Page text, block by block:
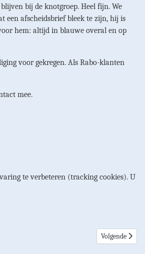
bij de knotgroep. Heel fijn. We
een afscheidsbrief bleek te zijn, hij is
hem: altijd in blauwe overal en op
voor gekregen. Als Rabo-klanten
mee.
Volgende
Volgende
te verbeteren (tracking cookies). U